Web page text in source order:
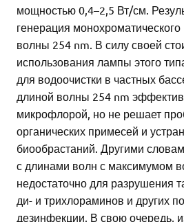
мощностью 0,4–2,5 Вт/см.
генерация
волны 254 nm. В силу своей
использования лампы этого
для водоочистки в частных
длиной волны 254 nm
микрофлорой, но не решает
органических примесей и
биообрастаний. Другими
с длинами волн с максимумом
недостаточно для разрушения
ди- и трихлораминов и других
дезинфекции. В свою очередь,